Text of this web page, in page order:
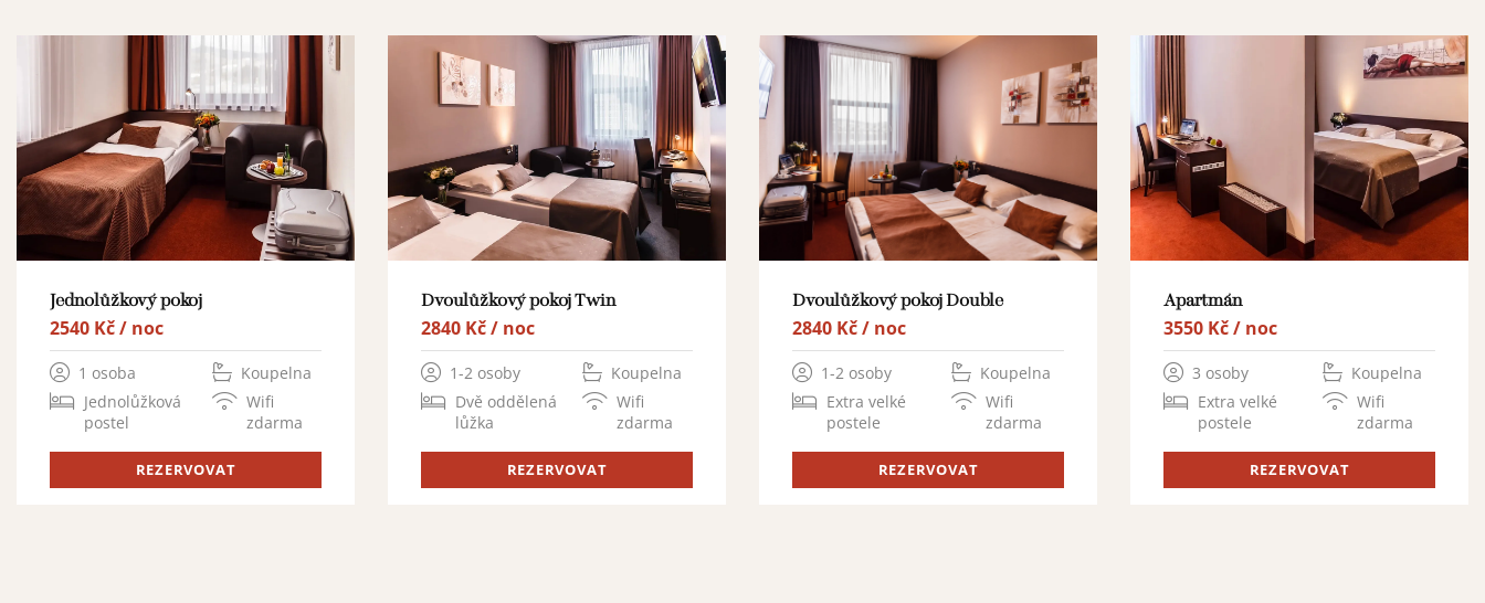
Jednolůžkový pokoj
2540 Kč / noc
1 osoba
Jednolůžková
postel
Koupelna
Wifi
zdarma
REZERVOVAT
Dvoulůžkový pokoj Twin
2840 Kč / noc
1-2 osoby
Dvě oddělená
lůžka
Koupelna
Wifi
zdarma
REZERVOVAT
Dvoulůžkový pokoj Double
2840 Kč / noc
1-2 osoby
Extra velké
postele
Koupelna
Wifi
zdarma
REZERVOVAT
Apartmán
3550 Kč / noc
3 osoby
Extra velké
postele
Koupelna
Wifi
zdarma
REZERVOVAT